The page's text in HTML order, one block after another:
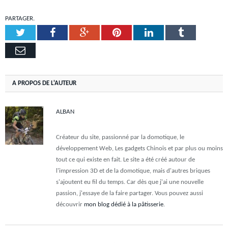
PARTAGER.
TwitterFacebookGoogle+PinterestLinkedInTumblr
Email
A PROPOS DE L'AUTEUR
ALBAN
Créateur du site, passionné par la domotique, le
développement Web, Les gadgets Chinois et par plus ou moins
tout ce qui existe en fait. Le site a été créé autour de
l'impression 3D et de la domotique, mais d'autres briques
s'ajoutent eu fil du temps. Car dès que j'ai une nouvelle
passion, j'essaye de la faire partager. Vous pouvez aussi
découvrir mon blog dédié à la pâtisserie